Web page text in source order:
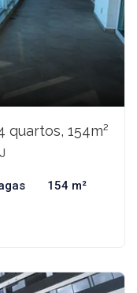
154m²
154 m²